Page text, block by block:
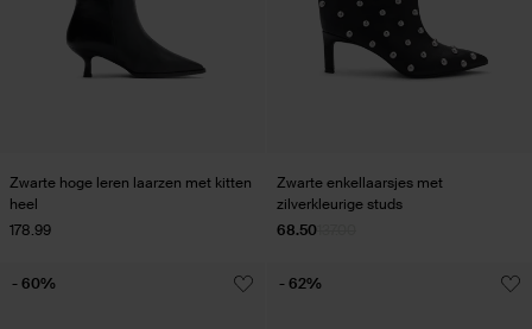
Zwarte hoge leren laarzen met kitten
heel
178.99
Zwarte enkellaarsjes met
zilverkleurige studs
68.50
- 60% - 62%